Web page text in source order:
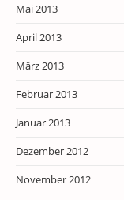
Mai 2013
April 2013
März 2013
Februar 2013
Januar 2013
Dezember 2012
November 2012